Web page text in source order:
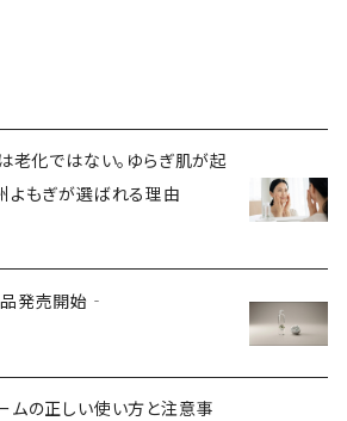
老化ではない。ゆらぎ肌が起
よもぎが選ばれる理由
発売開始‐
ムの正しい使い方と注意事